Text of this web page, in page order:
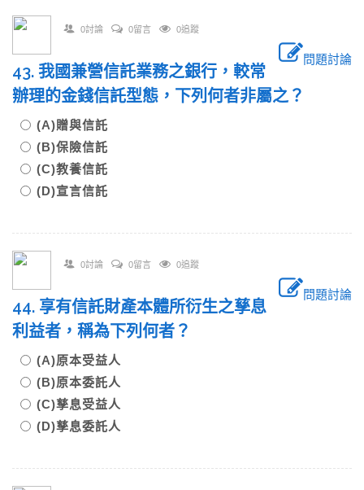
0討論 0留言 0追蹤
問題討論
43. 我國兼營信託業務之銀行，較常
辦理的金錢信託型態，下列何者非屬之？
(A)贈與信託
(B)保險信託
(C)教養信託
(D)宣言信託
0討論 0留言 0追蹤
問題討論
44. 享有信託財產本體所衍生之孳息
利益者，稱為下列何者？
(A)原本受益人
(B)原本委託人
(C)孳息受益人
(D)孳息委託人